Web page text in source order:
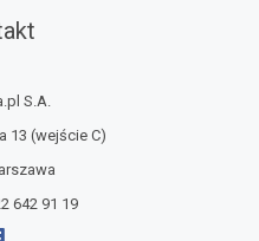
S.A.
13 (wejście C)
642 91 19